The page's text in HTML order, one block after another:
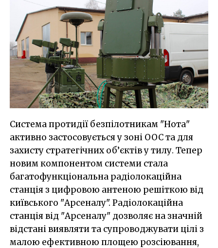
Система протидії безпілотникам "Нота"
активно застосовується у зоні ООС та для
захисту стратегічних об’єктів у тилу. Тепер
новим компонентом системи стала
багатофункціональна радіолокаційна
станція з цифровою антеною решіткою від
київського "Арсеналу". Радіолокаційна
станція від "Арсеналу" дозволяє на значній
відстані виявляти та супроводжувати цілі з
малою ефективною площею розсіювання,